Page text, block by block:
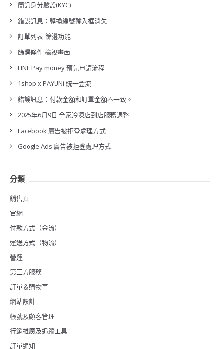
簡訊身分驗證(KYC)
錯誤訊息：轉換編號輸入框消失
訂單列表-篩選功能
篩選條件:檢視畫面
LINE Pay money 預先申請流程
1shop x PAYUNi 統一金流
錯誤訊息：付款金額和訂單金額不一致。
2025年6月9日 全家冷凍店到店服務調整
Facebook 廣告被拒登處理方式
Google Ads 廣告被拒登處理方式
分類
銷售頁
官網
付款方式（金流）
運送方式（物流）
營運
第三方服務
訂單＆購物車
網站設計
帳號及顧客管理
行銷推廣及追蹤工具
訂單通知